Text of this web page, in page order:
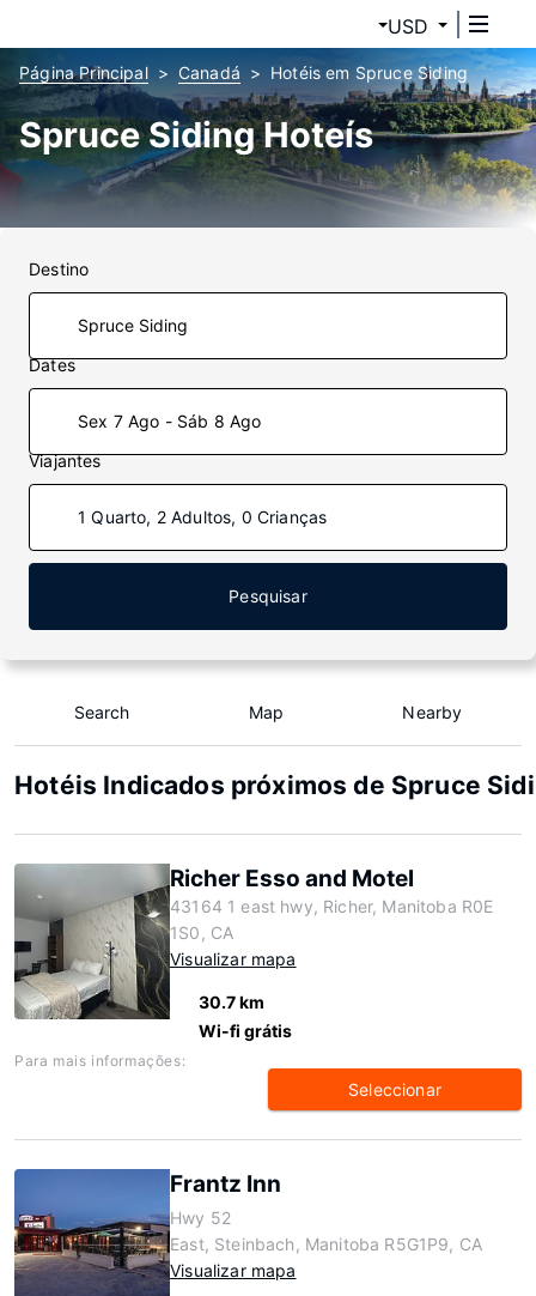
USD
Página Principal Canadá Hotéis em Spruce Siding
Spruce Siding Hoteís
Destino
Dates
Sex 7 Ago - Sáb 8 Ago
Viajantes
1 Quarto, 2 Adultos, 0 Crianças
Pesquisar
Search Map Nearby
Hotéis Indicados próximos de Spruce
Richer Esso and Motel
43164 1 east hwy, Richer, Manitoba R0E
1S0, CA
Visualizar mapa
30.7 km
Wi-fi grátis
Para mais informações:
Seleccionar
Frantz Inn
Hwy 52
East, Steinbach, Manitoba R5G1P9, CA
Visualizar mapa